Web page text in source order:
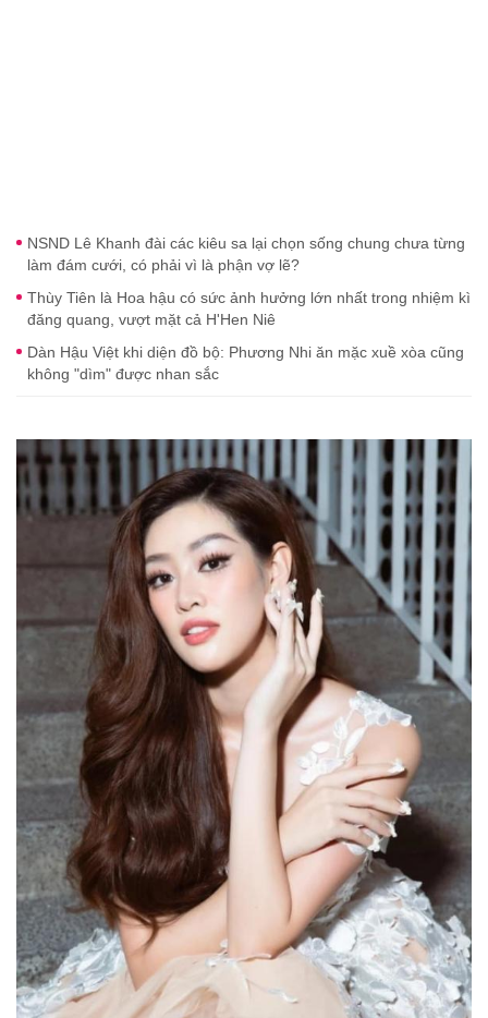
NSND Lê Khanh đài các kiêu sa lại chọn sống chung chưa từng
làm đám cưới, có phải vì là phận vợ lẽ?
Thùy Tiên là Hoa hậu có sức ảnh hưởng lớn nhất trong nhiệm kì
đăng quang, vượt mặt cả H'Hen Niê
Dàn Hậu Việt khi diện đồ bộ: Phương Nhi ăn mặc xuề xòa cũng
không "dìm" được nhan sắc